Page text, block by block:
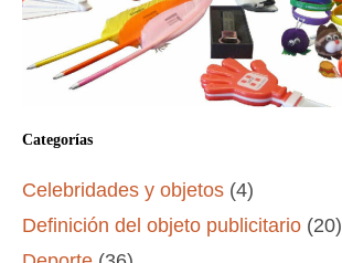
Categorías
Celebridades y objetos (4)
Definición del objeto publicitario (20)